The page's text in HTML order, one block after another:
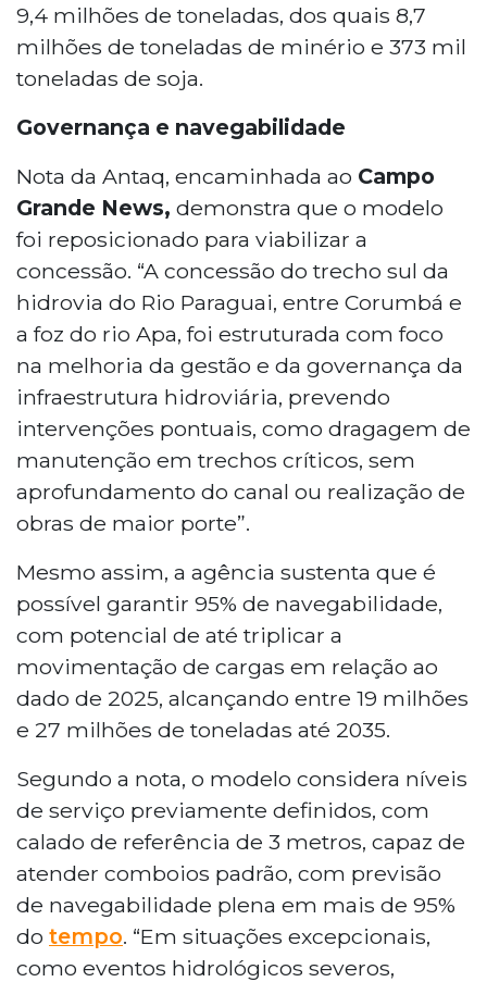
9,4 milhões de toneladas, dos quais 8,7
milhões de toneladas de minério e 373 mil
toneladas de soja.
Governança e navegabilidade
Nota da Antaq, encaminhada ao Campo
Grande News, demonstra que o modelo
foi reposicionado para viabilizar a
concessão. “A concessão do trecho sul da
hidrovia do Rio Paraguai, entre Corumbá e
a foz do rio Apa, foi estruturada com foco
na melhoria da gestão e da governança da
infraestrutura hidroviária, prevendo
intervenções pontuais, como dragagem de
manutenção em trechos críticos, sem
aprofundamento do canal ou realização de
obras de maior porte”.
Mesmo assim, a agência sustenta que é
possível garantir 95% de navegabilidade,
com potencial de até triplicar a
movimentação de cargas em relação ao
dado de 2025, alcançando entre 19 milhões
e 27 milhões de toneladas até 2035.
Segundo a nota, o modelo considera níveis
de serviço previamente definidos, com
calado de referência de 3 metros, capaz de
atender comboios padrão, com previsão
de navegabilidade plena em mais de 95%
do tempo. “Em situações excepcionais,
como eventos hidrológicos severos,